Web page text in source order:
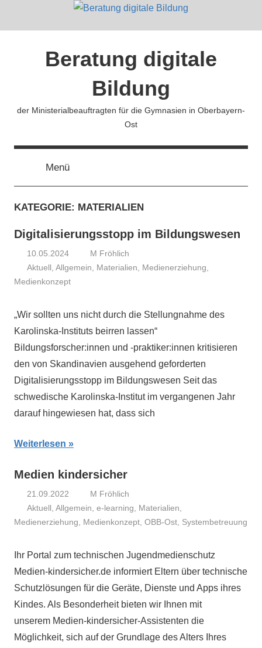
Beratung digitale
Bildung
der Ministerialbeauftragten für die Gymnasien in Oberbayern-
Ost
Menü
KATEGORIE: MATERIALIEN
Digitalisierungsstopp im Bildungswesen
10.05.2024
M Fröhlich
Aktuell ,Allgemein Materialien Medienerziehung
Medienkonzept
„Wir sollten uns nicht durch die Stellungnahme des
Karolinska-Instituts beirren lassen“
Bildungsforscher:innen und -praktiker:innen kritisieren
den von Skandinavien ausgehend geforderten
Digitalisierungsstopp im Bildungswesen Seit das
schwedische Karolinska-Institut im vergangenen Jahr
darauf hingewiesen hat, dass sich
Weiterlesen
Medien kindersicher
21.09.2022
M Fröhlich
Aktuell ,Allgemein ,e-learning Materialien
Medienerziehung
Medienkonzept OBB-Ost Systembetreuung
Ihr Portal zum technischen Jugendmedienschutz
Medien-kindersicher.de informiert Eltern über technische
Schutzlösungen für die Geräte, Dienste und Apps ihres
Kindes. Als Besonderheit bieten wir Ihnen mit
unserem Medien-kindersicher-Assistenten die
Möglichkeit, sich auf der Grundlage des Alters Ihres